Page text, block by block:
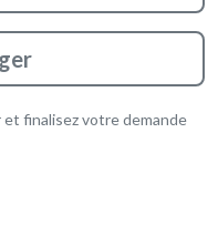
finalisez votre demande